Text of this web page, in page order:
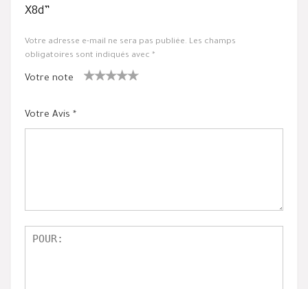
X8d”
Votre adresse e-mail ne sera pas publiée. Les champs
obligatoires sont indiqués avec *
Votre note
oil
sur
Votre Avis *